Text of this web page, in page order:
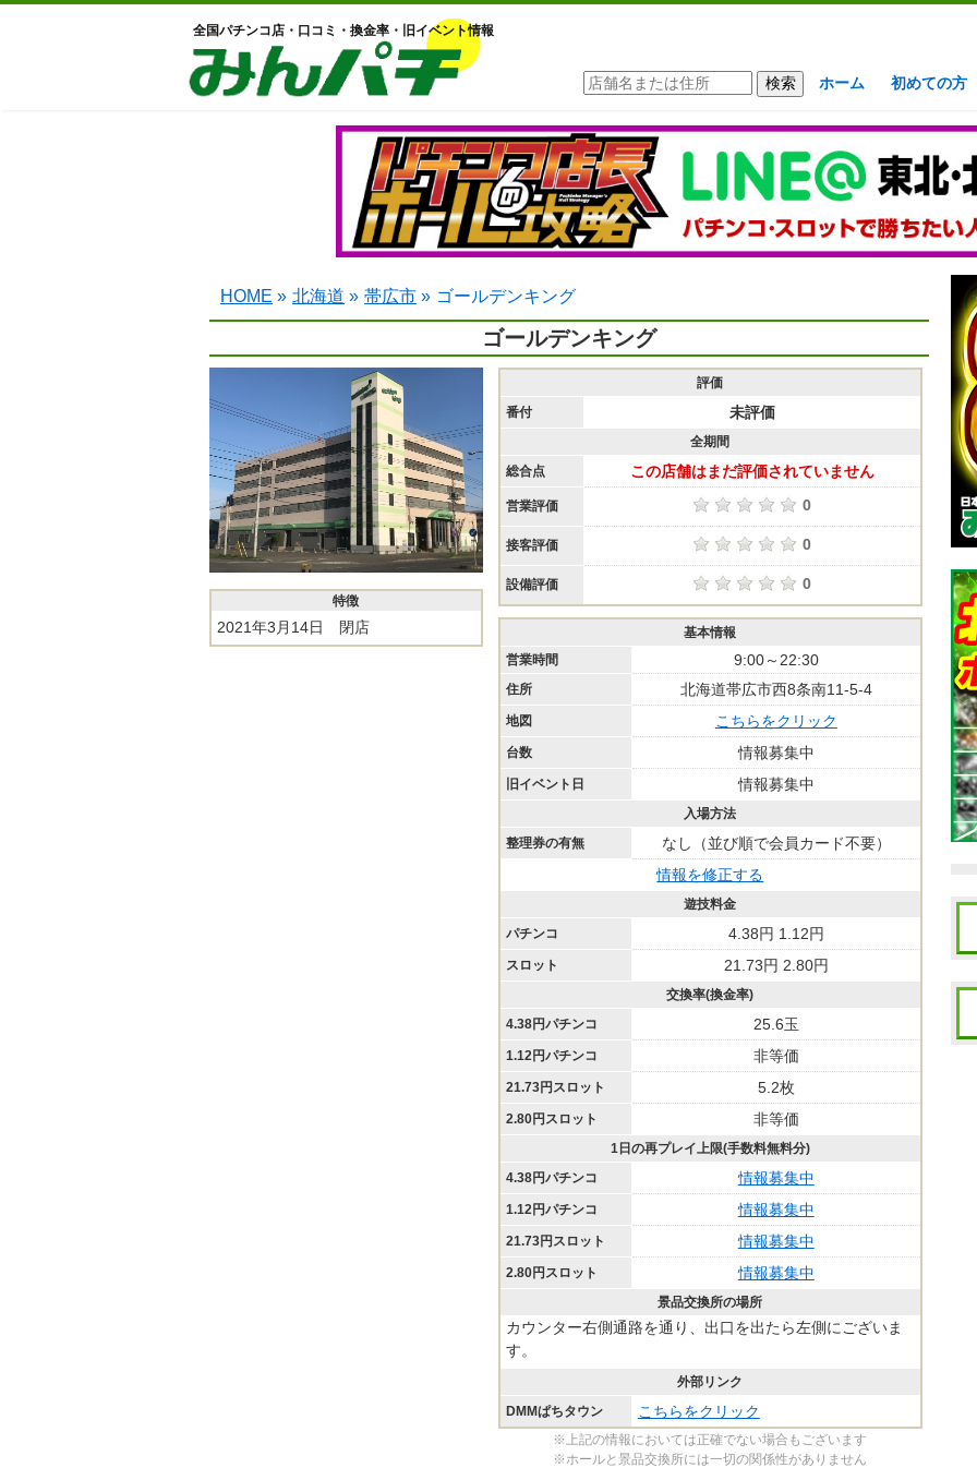
全国パチンコ店・口コミ・換金率・旧イベント情報
ホーム 初めての方
HOME » 北海道 » 帯広市 » ゴールデンキング
ゴールデンキング
特徴
2021年3月14日 閉店
評価
番付
未評価
全期間
総合点
この店舗はまだ評価されていません
営業評価 0
接客評価 0
設備評価 0
基本情報
営業時間
9:00～22:30
住所 北海道帯広市西8条南11-5-4
地図 こちらをクリック
台数 情報募集中
旧イベント日 情報募集中
入場方法
整理券の有無
なし（並び順で会員カード不要）
情報を修正する
遊技料金
パチンコ
4.38円 1.12円
スロット 21.73円 2.80円
交換率(換金率)
4.38円パチンコ
25.6玉
1.12円パチンコ 非等価
21.73円スロット 5.2枚
2.80円スロット 非等価
1日の再プレイ上限(手数料無料分)
4.38円パチンコ
情報募集中
1.12円パチンコ 情報募集中
21.73円スロット 情報募集中
2.80円スロット 情報募集中
景品交換所の場所
カウンター右側通路を通り、出口を出たら左側にございま
す。
外部リンク
DMMぱちタウン
こちらをクリック
※上記の情報においては正確でない場合もございます
※ホールと景品交換所には一切の関係性がありません